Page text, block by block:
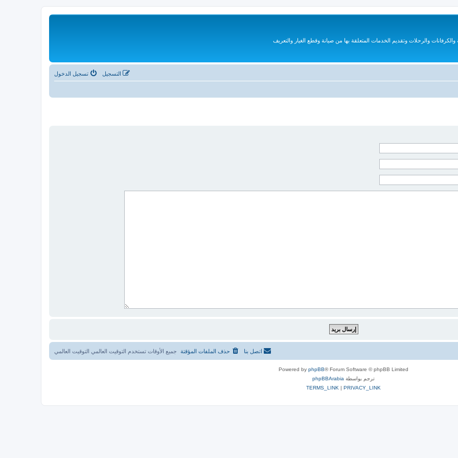
والرحلات وتقديم الخدمات المتعلقة بها من صيانة وقطع الغيار والتعريف
تسجيل الدخول التسجيل
جميع الأوقات تستخدم التوقيت العالمي التوقيت العالمي حذف الملفات المؤقتة اتصل بنا
Powered by phpBB® Forum Software © phpBB Limited
ترجم بواسطة phpBBArabia
PRIVACY_LINK
|
TERMS_LINK